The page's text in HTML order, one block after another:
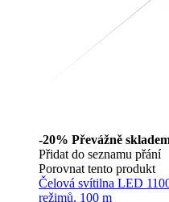
-20% Převážně
Přidat do seznamu přání
Porovnat tento produkt
Čelová svítilna LED
režimů, 100 m